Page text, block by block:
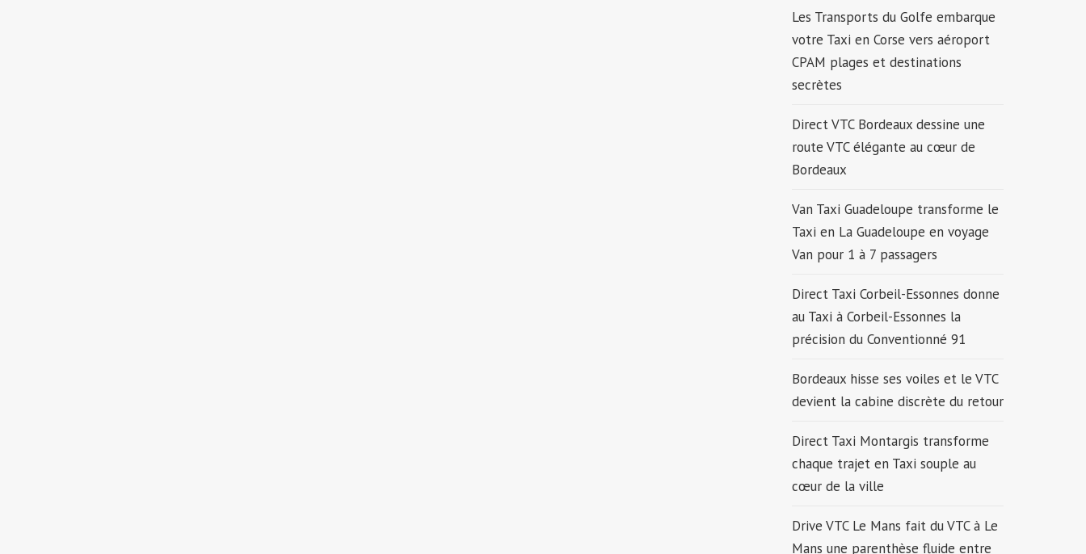
Les Transports du Golfe embarque
votre Taxi en Corse vers aéroport
CPAM plages et destinations
secrètes
Direct VTC Bordeaux dessine une
route VTC élégante au cœur de
Bordeaux
Van Taxi Guadeloupe transforme le
Taxi en La Guadeloupe en voyage
Van pour 1 à 7 passagers
Direct Taxi Corbeil-Essonnes donne
au Taxi à Corbeil-Essonnes la
précision du Conventionné 91
Bordeaux hisse ses voiles et le VTC
devient la cabine discrète du retour
Direct Taxi Montargis transforme
chaque trajet en Taxi souple au
cœur de la ville
Drive VTC Le Mans fait du VTC à Le
Mans une parenthèse fluide entre